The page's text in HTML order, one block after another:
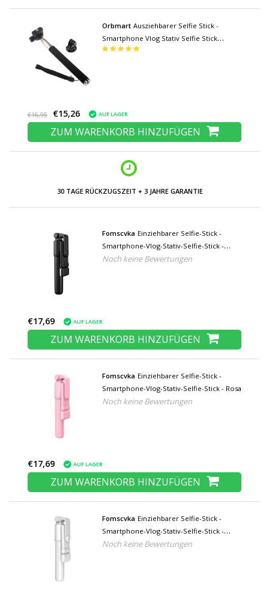
Orbmart Ausziehbarer Selfie Stick -
Smartphone Vlog Stativ Selfie Stick
Schwarz
€16,95 €15,26 AUF LAGER
ZUM WARENKORB HINZUFÜGEN
30 TAGE RÜCKZUGSZEIT + 3 JAHRE GARANTIE
Fomscvka Einziehbarer Selfie-Stick -
Smartphone-Vlog-Stativ-Selfie-Stick -
Schwarz
Noch keine Bewertungen
€17,69 AUF LAGER
ZUM WARENKORB HINZUFÜGEN
Fomscvka Einziehbarer Selfie-Stick -
Smartphone-Vlog-Stativ-Selfie-Stick - Rosa
Noch keine Bewertungen
€17,69 AUF LAGER
ZUM WARENKORB HINZUFÜGEN
Fomscvka Einziehbarer Selfie-Stick -
Smartphone-Vlog-Stativ-Selfie-Stick -
Weiß
Noch keine Bewertungen